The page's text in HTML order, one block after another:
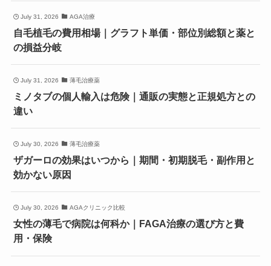
July 31, 2026 AGA治療
自毛植毛の費用相場｜グラフト単価・部位別総額と薬と
の損益分岐
July 31, 2026 薄毛治療薬
ミノタブの個人輸入は危険｜通販の実態と正規処方との
違い
July 30, 2026 薄毛治療薬
ザガーロの効果はいつから｜期間・初期脱毛・副作用と
効かない原因
July 30, 2026 AGAクリニック比較
女性の薄毛で病院は何科か｜FAGA治療の選び方と費
用・保険